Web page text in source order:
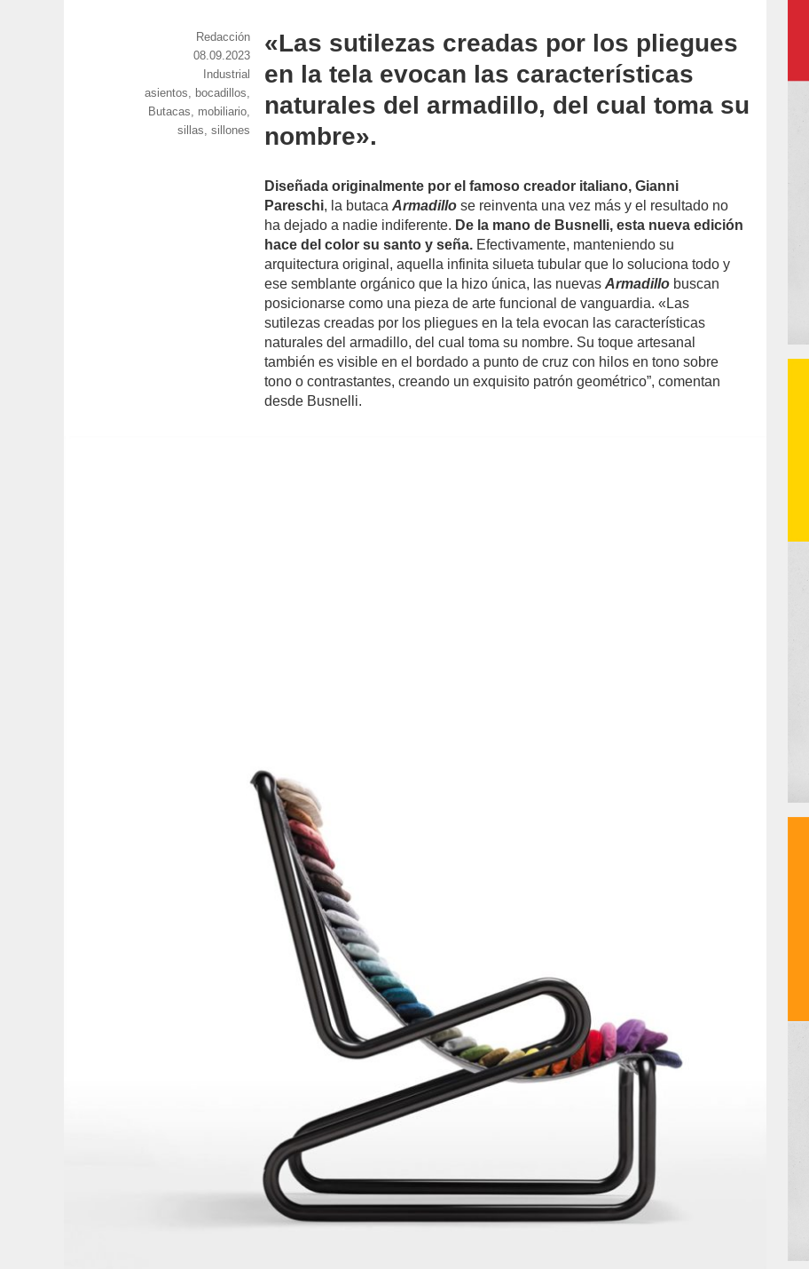
«Las sutilezas creadas por los pliegues
en la tela evocan las características
naturales del armadillo, del cual toma su
nombre».
Diseñada originalmente por el famoso creador italiano, Gianni
Pareschi, la butacaArmadillo se reinventa una vez más y el resultado no
ha dejado a nadie indiferente. De la mano de Busnelli, esta nueva edición
hace del color su santo y seña. Efectivamente, manteniendo su
arquitectura original, aquella infinita silueta tubular que lo soluciona todo y
ese semblante orgánico que la hizo única, las nuevasArmadillo buscan
posicionarse como una pieza de arte funcional de vanguardia. «Las
sutilezas creadas por los pliegues en la tela evocan las características
naturales del armadillo, del cual toma su nombre. Su toque artesanal
también es visible en el bordado a punto de cruz con hilos en tono sobre
tono o contrastantes, creando un exquisito patrón geométrico”, comentan
desde Busnelli.
https://www.experimenta.es/author/redaccion/
Redacción
Publicado
08.09.2023
Categorías
Industrial
Etiquetas
asientos, bocadillos,
Butacas, mobiliario,
sillas,sillones